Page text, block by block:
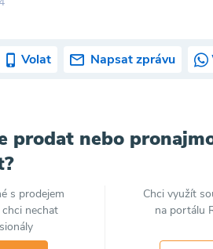
Volat Napsat zprávu
prodat nebo
s prodejem
nechat
Chci využít
na portálu